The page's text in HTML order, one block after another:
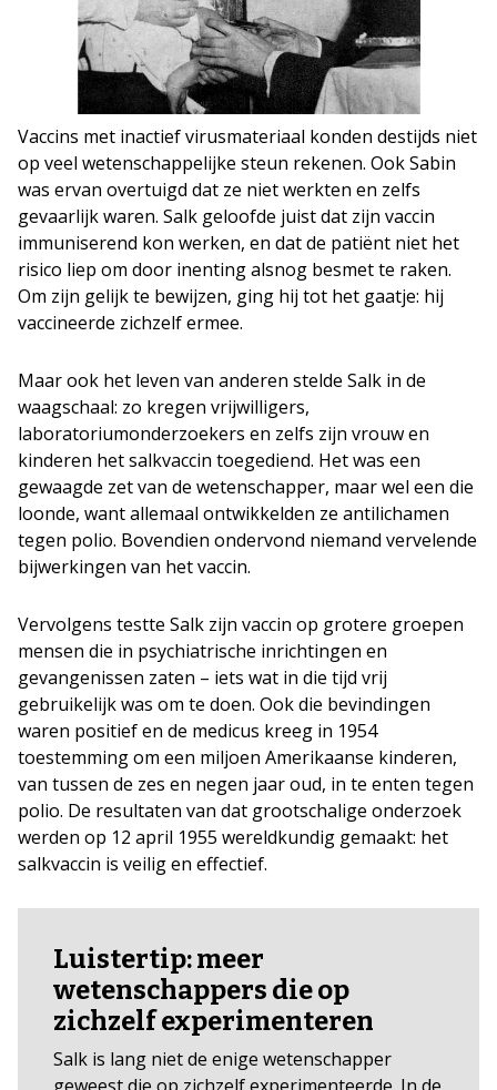
Vaccins met inactief virusmateriaal konden destijds niet
op veel wetenschappelijke steun rekenen. Ook Sabin
was ervan overtuigd dat ze niet werkten en zelfs
gevaarlijk waren. Salk geloofde juist dat zijn vaccin
immuniserend kon werken, en dat de patiënt niet het
risico liep om door inenting alsnog besmet te raken.
Om zijn gelijk te bewijzen, ging hij tot het gaatje: hij
vaccineerde zichzelf ermee.
Maar ook het leven van anderen stelde Salk in de
waagschaal: zo kregen vrijwilligers,
laboratoriumonderzoekers en zelfs zijn vrouw en
kinderen het salkvaccin toegediend. Het was een
gewaagde zet van de wetenschapper, maar wel een die
loonde, want allemaal ontwikkelden ze antilichamen
tegen polio. Bovendien ondervond niemand vervelende
bijwerkingen van het vaccin.
Vervolgens testte Salk zijn vaccin op grotere groepen
mensen die in psychiatrische inrichtingen en
gevangenissen zaten – iets wat in die tijd vrij
gebruikelijk was om te doen. Ook die bevindingen
waren positief en de medicus kreeg in 1954
toestemming om een miljoen Amerikaanse kinderen,
van tussen de zes en negen jaar oud, in te enten tegen
polio. De resultaten van dat grootschalige onderzoek
werden op 12 april 1955 wereldkundig gemaakt: het
salkvaccin is veilig en effectief.
Luistertip: meer
wetenschappers die op
zichzelf experimenteren
Salk is lang niet de enige wetenschapper